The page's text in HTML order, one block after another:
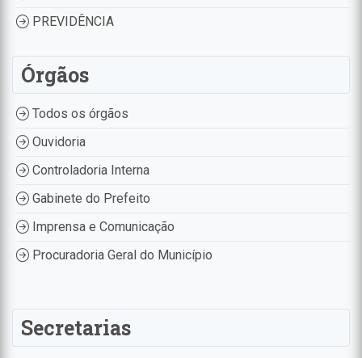
PREVIDÊNCIA
Órgãos
Todos os órgãos
Ouvidoria
Controladoria Interna
Gabinete do Prefeito
Imprensa e Comunicação
Procuradoria Geral do Município
Secretarias